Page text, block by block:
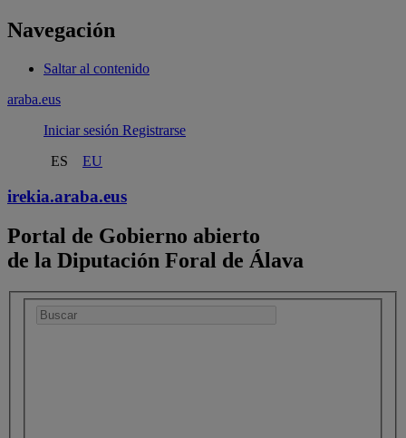
Navegación
Saltar al contenido
araba.eus
Iniciar sesión Registrarse
ES
EU
irekia.araba.eus
Portal de Gobierno abierto
de la Diputación Foral de Álava